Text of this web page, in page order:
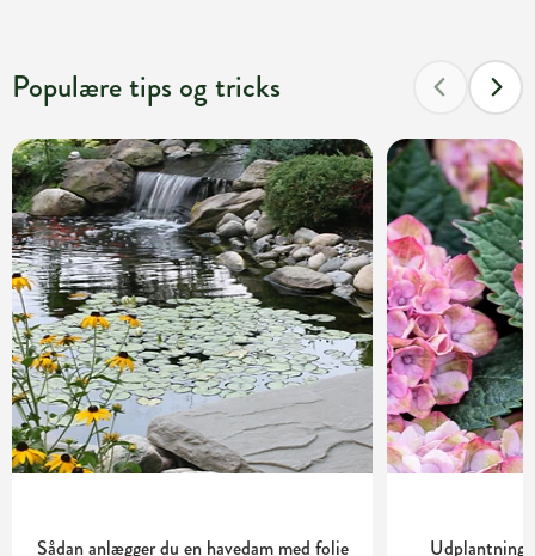
Populære tips og tricks
Sådan anlægger du en havedam med folie Udplantning